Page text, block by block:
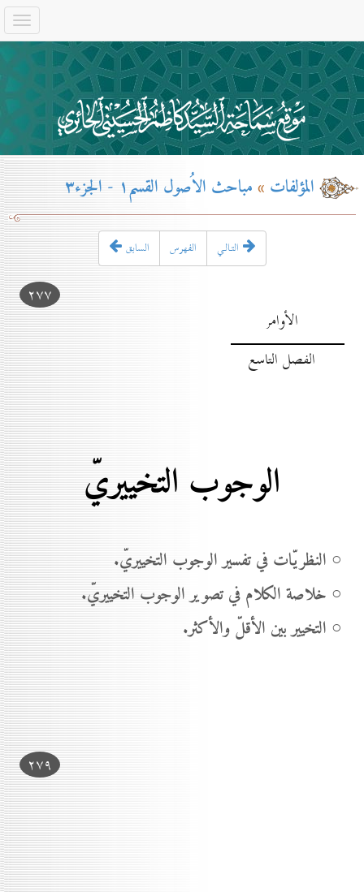
المؤلفات»مباحث الاُصول القسم۱ - الجزء۳
السابق الفهرس التـالـي
۲۷۷
الأوامر
الفصل التاسع
الوجوب التخييريّ
○ النظريّات في تفسير الوجوب التخييريّ.
○ خلاصة الكلام في تصوير الوجوب التخييريّ.
○ التخيير بين الأقلّ والأكثر.
۲۷۹